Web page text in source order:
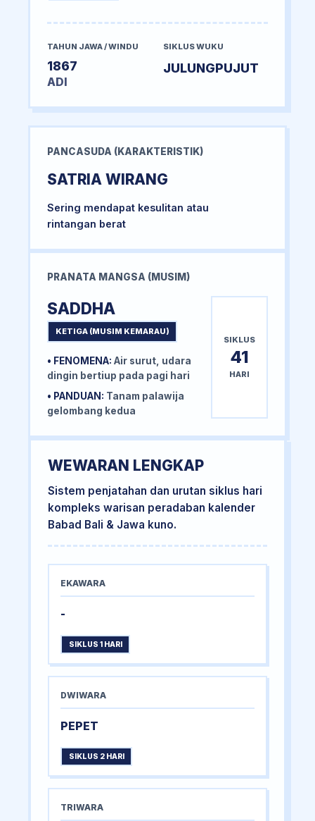
TAHUN JAWA / WINDU
1867
ADI
SIKLUS WUKU
JULUNGPUJUT
PANCASUDA (KARAKTERISTIK)
SATRIA WIRANG
Sering mendapat kesulitan atau
rintangan berat
PRANATA MANGSA (MUSIM)
SADDHA
KETIGA (MUSIM KEMARAU)
• FENOMENA: Air surut, udara
dingin bertiup pada pagi hari
• PANDUAN: Tanam palawija
gelombang kedua
SIKLUS
41
HARI
WEWARAN LENGKAP
Sistem penjatahan dan urutan siklus hari
kompleks warisan peradaban kalender
Babad Bali & Jawa kuno.
EKAWARA
-
SIKLUS 1 HARI
DWIWARA
PEPET
SIKLUS 2 HARI
TRIWARA